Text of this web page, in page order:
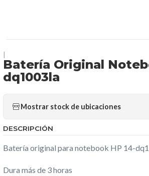
Batería Original
dq1003la
Mostrar stock de ubicaciones
DESCRIPCIÓN
Batería original para notebook HP 14-
Dura más de 3 horas